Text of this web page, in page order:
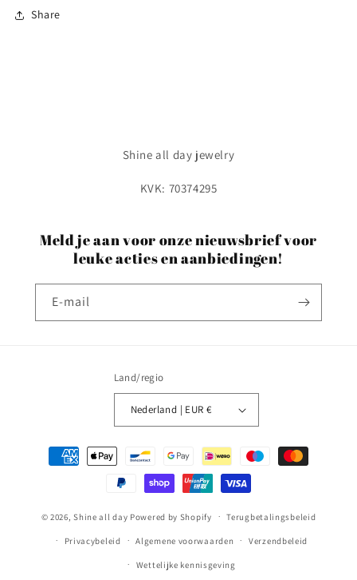
Share
Shine all day jewelry
KVK: 70374295
Meld je aan voor onze nieuwsbrief voor
leuke acties en aanbiedingen!
E‑mail
Land/regio
Nederland | EUR €
Betaalmethoden
© 2026,Shine all day Powered by Shopify Terugbetalingsbeleid
Privacybeleid Algemene voorwaarden Verzendbeleid
Wettelijke kennisgeving